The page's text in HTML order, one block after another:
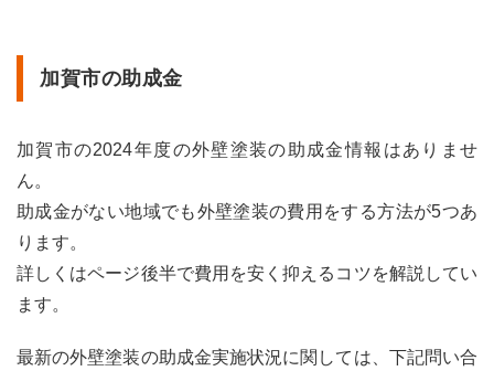
4.3
塗装
工事
る
4.4
火災
る
加賀市の助成金
加賀市の2024年度の外壁塗装の助成金情報はありませ
ん。
助成金がない地域でも外壁塗装の費用をする方法が5つあ
ります。
詳しくはページ後半で費用を安く抑えるコツを解説してい
ます。
最新の外壁塗装の助成金実施状況に関しては、下記問い合